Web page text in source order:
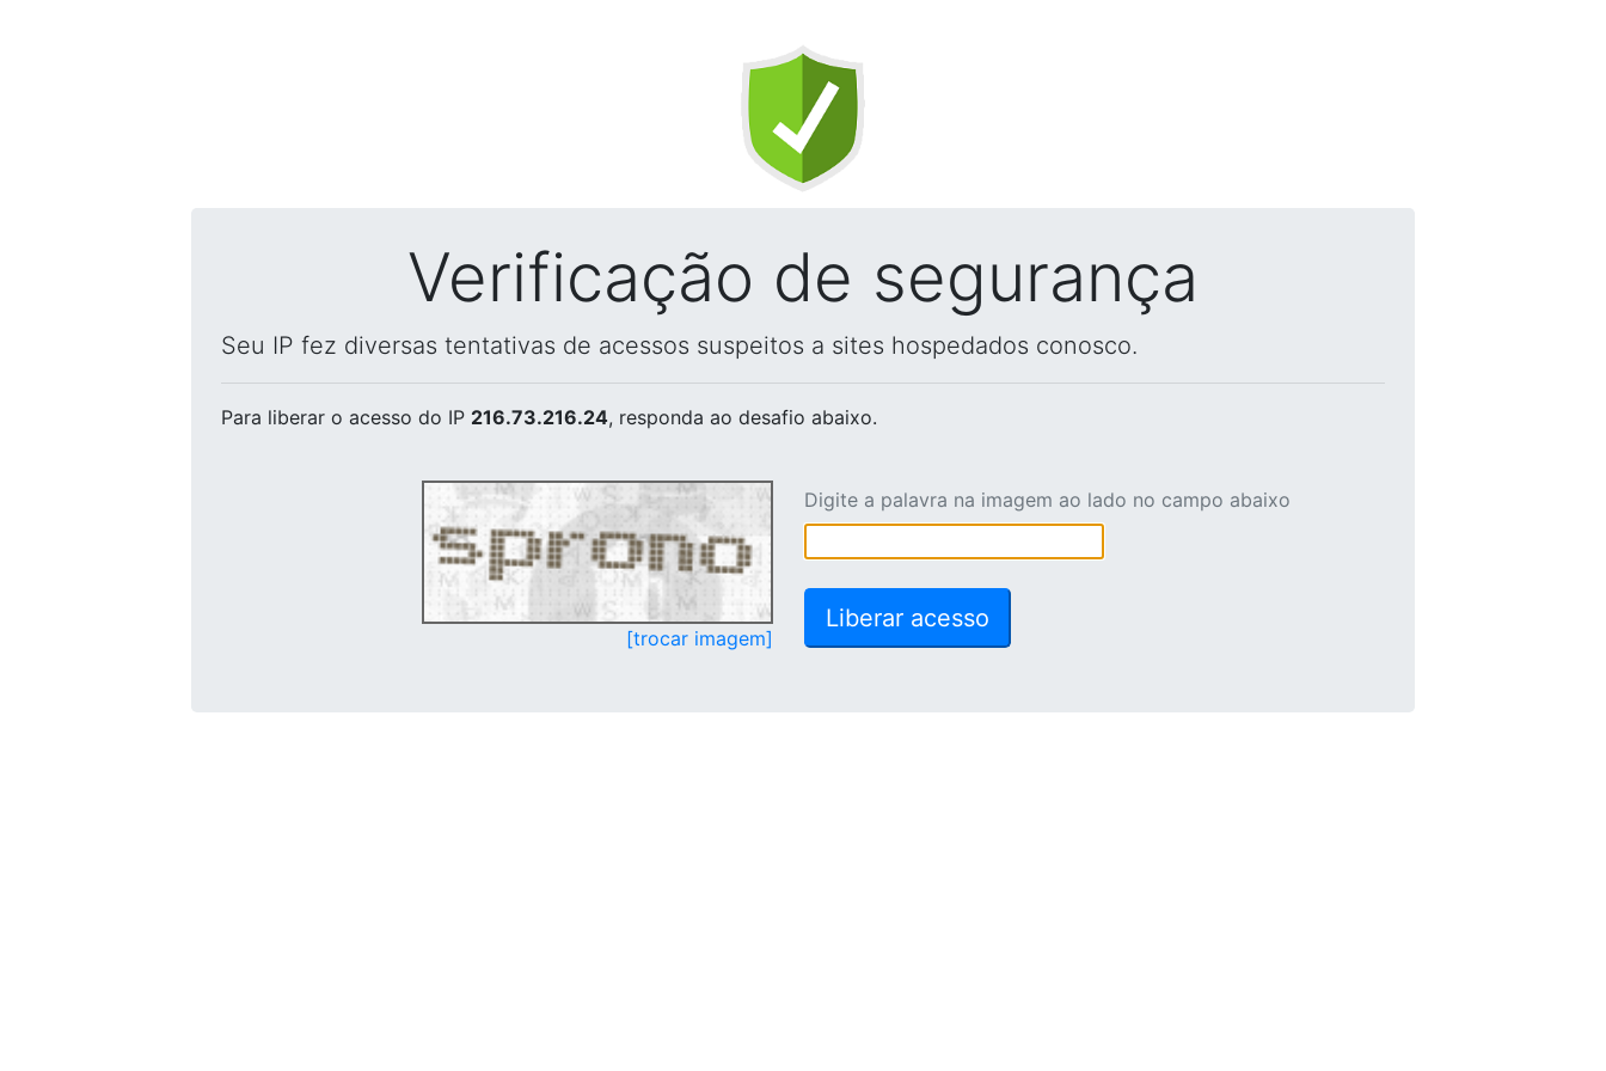
Verificação de segurança
Seu IP fez diversas tentativas de acessos suspeitos a sites hospedados conosco.
Para liberar o acesso do IP 216.73.216.24, responda ao desafio abaixo.
[trocar imagem]
Digite a palavra na imagem ao lado no campo abaixo